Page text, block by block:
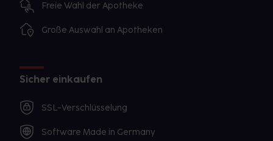
Freie Wahl der Apotheke
Große Auswahl an Apotheken
Sicher einkaufen
SSL-Verschlüsselung
Software Made in Germany